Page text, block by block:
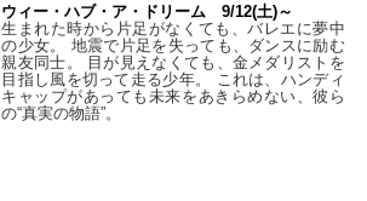
ウィー・ハブ・ア・ドリーム 9/12(土)～
生まれた時から片足がなくても、バレエに夢中
の少女。 地震で片足を失っても、ダンスに励む
親友同士。 目が見えなくても、金メダリストを
目指し風を切って走る少年。 これは、ハンディ
キャップがあっても未来をあきらめない、彼ら
の“真実の物語”。